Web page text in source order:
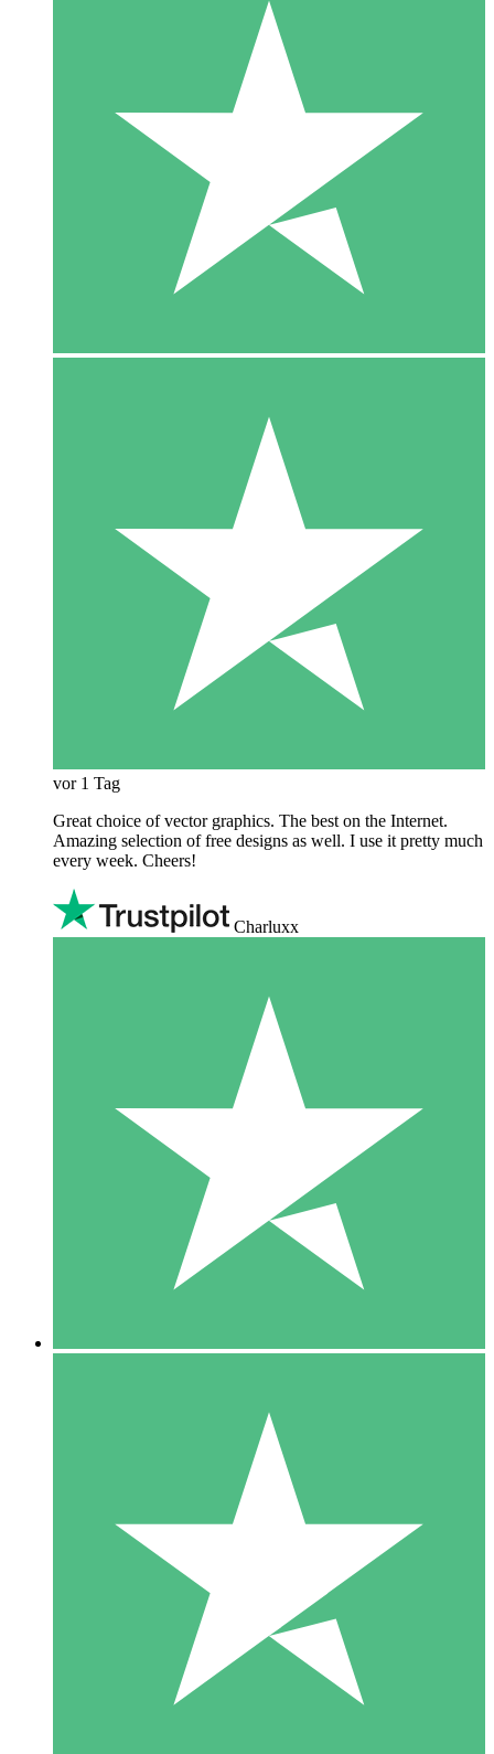
vor 1 Tag
Great choice of vector graphics. The best on the Internet.
Amazing selection of free designs as well. I use it pretty much
every week. Cheers!
Charluxx